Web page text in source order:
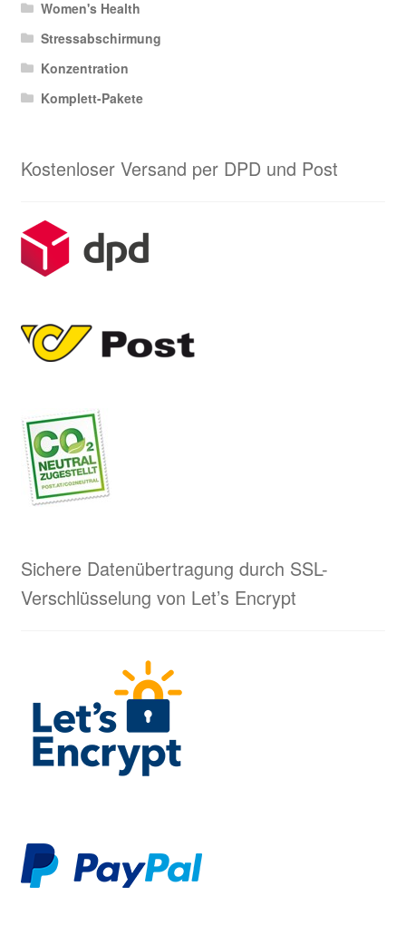
Women's Health
Stressabschirmung
Konzentration
Komplett-Pakete
Kostenloser Versand per DPD und Post
Sichere Datenübertragung durch SSL-
Verschlüsselung von Let’s Encrypt